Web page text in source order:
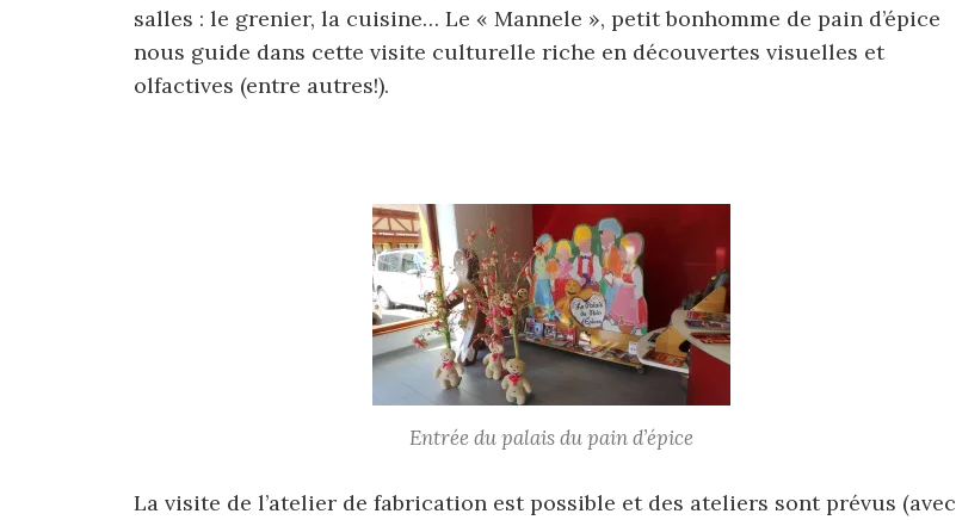
salles : le grenier, la cuisine… Le « Mannele », petit bonhomme de pain d’épice
nous guide dans cette visite culturelle riche en découvertes visuelles et
olfactives (entre autres!).
Entrée du palais du pain d’épice
La visite de l’atelier de fabrication est possible et des ateliers sont prévus (avec